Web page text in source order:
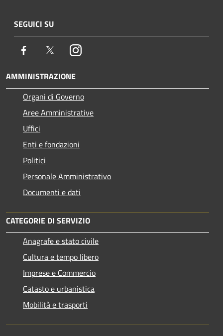
SEGUICI SU
Facebook TwitterInstagram
AMMINISTRAZIONE
Organi di Governo
Aree Amministrative
Uffici
Enti e fondazioni
Politici
Personale Amministrativo
Documenti e dati
CATEGORIE DI SERVIZIO
Anagrafe e stato civile
Cultura e tempo libero
Imprese e Commercio
Catasto e urbanistica
Mobilità e trasporti